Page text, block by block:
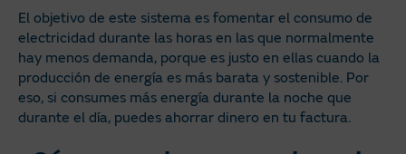
El objetivo de este sistema es fomentar el consumo de
electricidad durante las horas en las que normalmente
hay menos demanda, porque es justo en ellas cuando la
producción de energía es más barata y sostenible. Por
eso, si consumes más energía durante la noche que
durante el día, puedes ahorrar dinero en tu factura.